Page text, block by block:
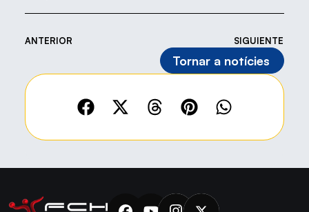
ANTERIOR SIGUIENTE
Tornar a notícies